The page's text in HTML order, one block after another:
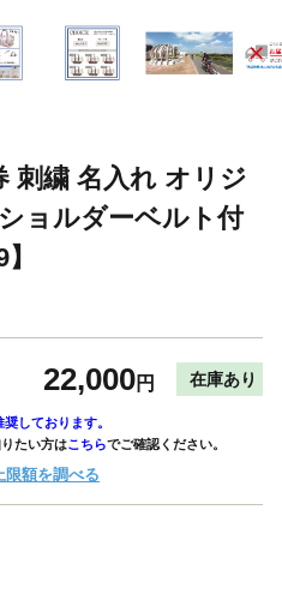
刺繍 名入れ オリジ
ョルダーベルト付
22,000円 在庫あり
奨しております。
たい方はこちらでご確認ください。
上限額を調べる